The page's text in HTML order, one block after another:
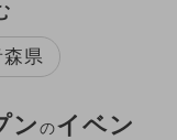
森県
ンのイベン